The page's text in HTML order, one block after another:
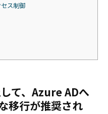
ス制御
て、Azure ADへ
移行が推奨され